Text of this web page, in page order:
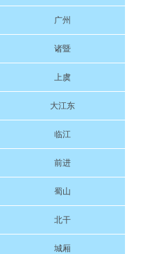
广州
诸暨
上虞
大江东
临江
前进
蜀山
北干
城厢